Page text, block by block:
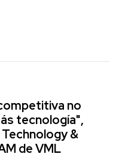
no
tecnología",
&
de VML